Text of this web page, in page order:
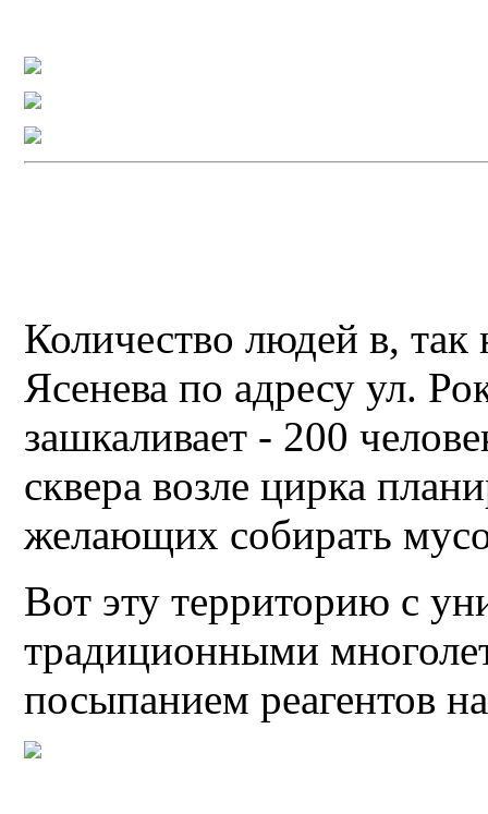
Количество людей в,
Ясенева по адресу ул.
зашкаливает - 200
сквера возле цирка
желающих собирать
Вот эту территорию с
традиционными
посыпанием реагентов